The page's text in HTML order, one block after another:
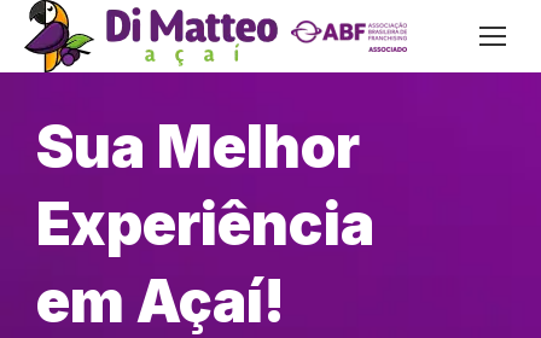
Sua Melhor
Experiência
em Açaí!